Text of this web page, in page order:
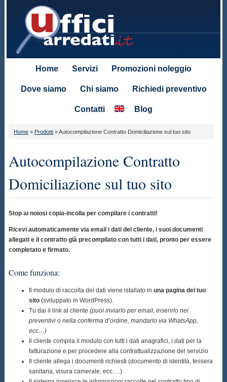
Home Servizi Promozioni noleggio
Dove siamo Chi siamo Richiedi preventivo
Contatti Blog
Home » Prodotti »Autocompilazione Contratto Domiciliazione sul tuo sito
Autocompilazione Contratto
Domiciliazione sul tuo sito
Stop ai noiosi copia-incolla per compilare i contratti!
Ricevi automaticamente via email i dati del cliente, i suoi documenti
allegati e il contratto già precompilato con tutti i dati, pronto per essere
completato e firmato.
Come funziona:
Il modulo di raccolta dei dati viene istallato inuna pagina del tuo
sito (sviluppato in WordPress).
Tu dai il link al cliente(puoi inviarlo per email, inserirlo nei
preventivi o nella conferma d’ordine, mandarlo via WhatsApp,
ecc…)
Il cliente compila il modulo con tutti i dati anagrafici, i dati per la
fatturazione e per procedere alla contrattualizzazione del servizio
Il cliente allega i documenti richiesti (documento di identità, tessera
sanitaria, visura camerale, ecc….)